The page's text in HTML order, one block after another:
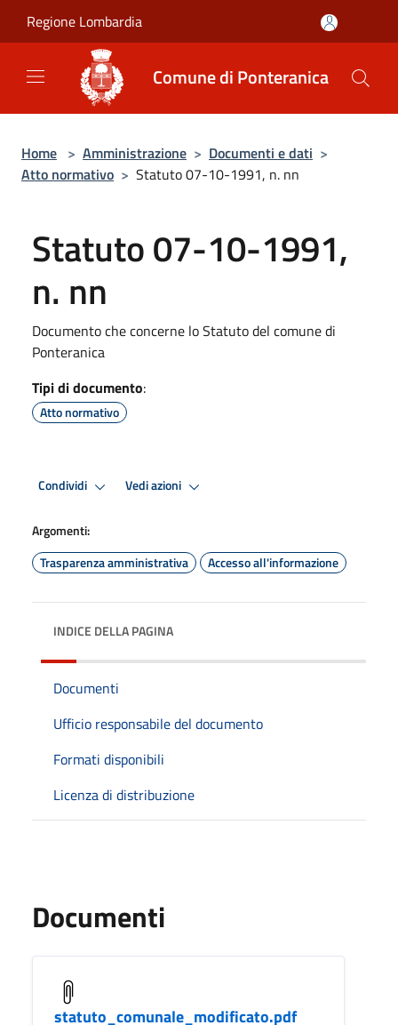
Regione Lombardia
Comune di Ponteranica
Home > Amministrazione > Documenti e dati >
Atto normativo > Statuto 07-10-1991, n. nn
Statuto 07-10-1991,
n. nn
Documento che concerne lo Statuto del comune di
Ponteranica
Tipi di documento:
Atto normativo
Condividi Vedi azioni
Argomenti:
Trasparenza amministrativa
Accesso all'informazione
INDICE DELLA PAGINA
Documenti
Ufficio responsabile del documento
Formati disponibili
Licenza di distribuzione
Documenti
statuto_comunale_modificato.pdf